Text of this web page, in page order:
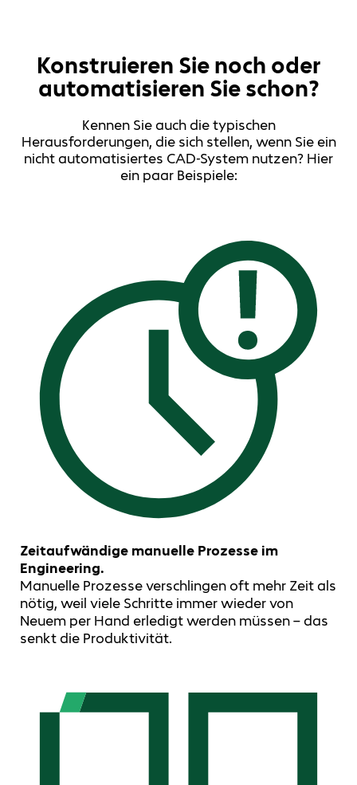
Konstruieren Sie noch oder
automatisieren Sie schon?
Kennen Sie auch die typischen
Herausforderungen, die sich stellen, wenn Sie ein
nicht automatisiertes CAD-System nutzen? Hier
ein paar Beispiele:
Zeitaufwändige manuelle Prozesse im
Engineering.
Manuelle Prozesse verschlingen oft mehr Zeit als
nötig, weil viele Schritte immer wieder von
Neuem per Hand erledigt werden müssen – das
senkt die Produktivität.